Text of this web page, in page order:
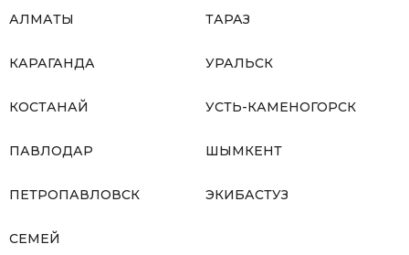
АЛМАТЫ
КАРАГАНДА
КОСТАНАЙ
ПАВЛОДАР
ПЕТРОПАВЛОВСК
СЕМЕЙ
ТАРАЗ
УРАЛЬСК
УСТЬ-КАМЕНОГОРСК
ШЫМКЕНТ
ЭКИБАСТУЗ